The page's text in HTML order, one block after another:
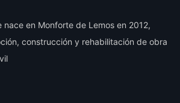
nace en Monforte de Lemos en 2012,
construcción y rehabilitación de obra